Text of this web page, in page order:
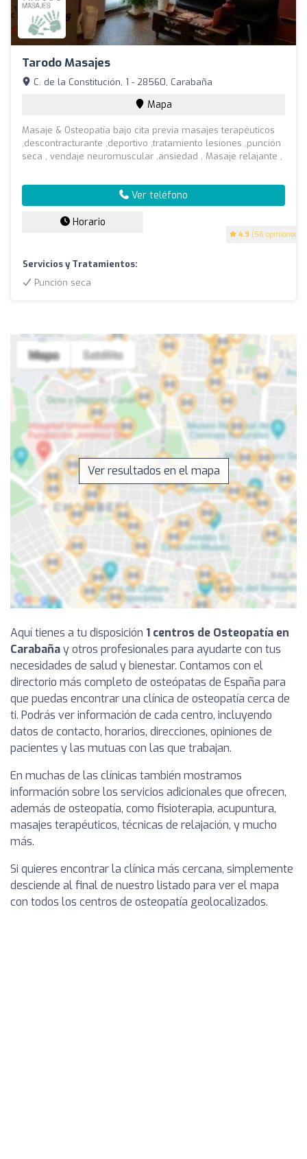
Tarodo Masajes
4.9 (56 opiniones)
C. de la Constitución, 1 - 28560, Carabaña
Mapa
Masaje & Osteopatía bajo cita previa masajes terapéuticos
,descontracturante ,deportivo ,tratamiento lesiones ,punción
seca , vendaje neuromuscular ,ansiedad , Masaje relajante ,
Ver teléfono
Horario
Servicios y Tratamientos:
Punción seca
Ver resultados en el mapa
Aquí tienes a tu disposición 1 centros de Osteopatía en
Carabañay otros profesionales para ayudarte con tus
necesidades de salud y bienestar. Contamos con el
directorio más completo de osteópatas de España para
que puedas encontrar una clínica de osteopatía cerca de
ti. Podrás ver información de cada centro, incluyendo
datos de contacto, horarios, direcciones, opiniones de
pacientes y las mutuas con las que trabajan.
En muchas de las clínicas también mostramos
información sobre los servicios adicionales que ofrecen,
además de osteopatía, como fisioterapia, acupuntura,
masajes terapéuticos, técnicas de relajación, y mucho
más.
Si quieres encontrar la clínica más cercana, simplemente
desciende al final de nuestro listado para ver el mapa
con todos los centros de osteopatía geolocalizados.